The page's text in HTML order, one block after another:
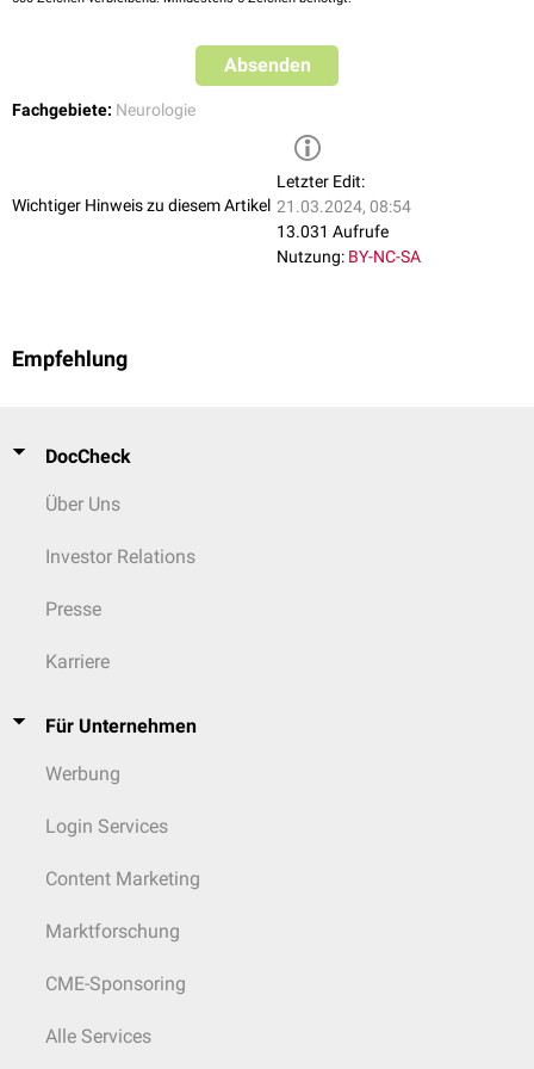
Absenden
Fachgebiete: Neurologie
Wichtiger Hinweis zu diesem Artikel
Letzter Edit:
21.03.2024, 08:54
13.031 Aufrufe
Nutzung: BY-NC-SA
Empfehlung
DocCheck
Über Uns
Investor Relations
Presse
Karriere
Für Unternehmen
Werbung
Login Services
Content Marketing
Marktforschung
CME-Sponsoring
Alle Services